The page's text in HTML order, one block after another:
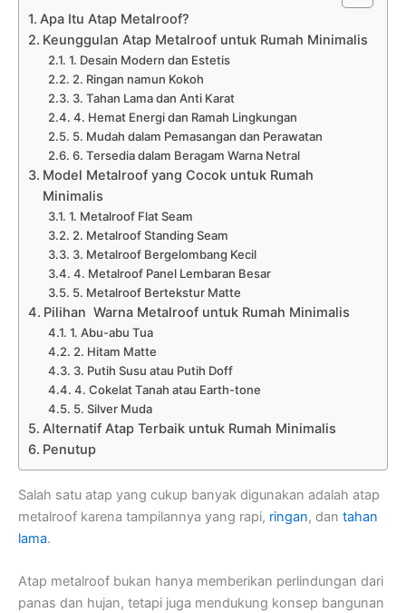
Apa Itu Atap Metalroof?
Keunggulan Atap Metalroof untuk Rumah Minimalis
1. Desain Modern dan Estetis
2. Ringan namun Kokoh
3. Tahan Lama dan Anti Karat
4. Hemat Energi dan Ramah Lingkungan
5. Mudah dalam Pemasangan dan Perawatan
6. Tersedia dalam Beragam Warna Netral
Model Metalroof yang Cocok untuk Rumah
Minimalis
1. Metalroof Flat Seam
2. Metalroof Standing Seam
3. Metalroof Bergelombang Kecil
4. Metalroof Panel Lembaran Besar
5. Metalroof Bertekstur Matte
Pilihan Warna Metalroof untuk Rumah Minimalis
1. Abu-abu Tua
2. Hitam Matte
3. Putih Susu atau Putih Doff
4. Cokelat Tanah atau Earth-tone
5. Silver Muda
Alternatif Atap Terbaik untuk Rumah Minimalis
Penutup
Salah satu atap yang cukup banyak digunakan adalah atap
metalroof karena tampilannya yang rapi, ringan, dan tahan
lama.
Atap metalroof bukan hanya memberikan perlindungan dari
panas dan hujan, tetapi juga mendukung konsep bangunan